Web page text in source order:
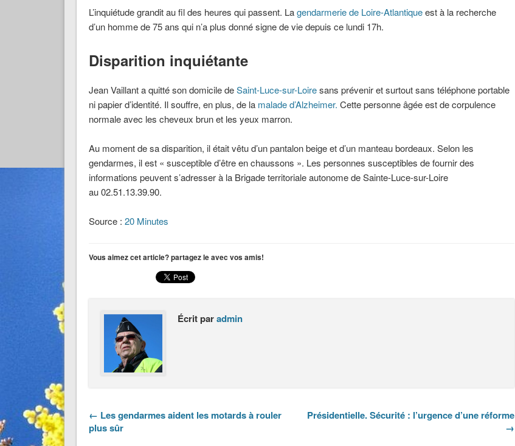
L’inquiétude grandit au fil des heures qui passent. Lagendarmerie de Loire-Atlantiqueest à la recherche
d’un homme de 75 ans qui n’a plus donné signe de vie depuis ce lundi 17h.
Disparition inquiétante
Jean Vaillant a quitté son domicile deSaint-Luce-sur-Loiresans prévenir et surtout sans téléphone portable
ni papier d’identité. Il souffre, en plus, de la malade d’Alzheimer. Cette personne âgée est de corpulence
normale avec les cheveux brun et les yeux marron.
Au moment de sa disparition, il était vêtu d’un pantalon beige et d’un manteau bordeaux. Selon les
gendarmes, il est « susceptible d’être en chaussons ». Les personnes susceptibles de fournir des
informations peuvent s’adresser à la Brigade territoriale autonome de Sainte-Luce-sur-Loire
au 02.51.13.39.90.
Source : 20 Minutes
Vous aimez cet article? partagez le avec vos amis!
Écrit paradmin
← Les gendarmes aident les motards à rouler
plus sûr
Présidentielle. Sécurité : l’urgence d’une réforme
→